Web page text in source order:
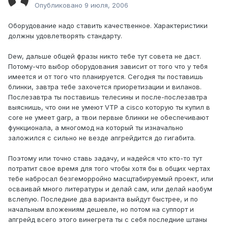
Опубликовано 9 июля, 2006
Оборудование надо ставить качественное. Характеристики
должны удовлетворять стандарту.
Dew, дальше общей фразы никто тебе тут совета не даст.
Потому-что выбор оборудования зависит от того что у тебя
имеется и от того что планируется. Сегодня ты поставишь
блинки, завтра тебе захочется приоретизации и виланов.
Послезавтра ты поставишь телесины и после-послезавтра
выяснишь, что они не умеют VTP а cisco которую ты купил в
core не умеет garp, а твои первые блинки не обеспечивают
функционала, а многомод на который ты изначально
заложился с сильно не везде апгрейдится до гигабита.
Поэтому или точно ставь задачу, и надейся что кто-то тут
потратит свое время для того чтобы хотя бы в общих чертах
тебе набросал безгеморройно масщтабируемый проект, или
осваивай много литературы и делай сам, или делай наобум
вслепую. Последние два варианта выйдут быстрее, и по
начальным вложениям дешевле, но потом на суппорт и
апгрейд всего этого винегрета ты с себя последние штаны